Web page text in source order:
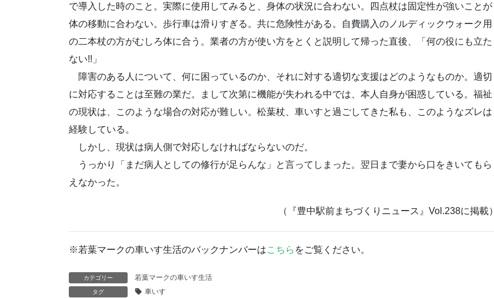
で導入した時のこと。実際に使用してみると、身体の状況に合わない。四点杖は固定性が強いことが
体の移動に合わない。歩行車は滑りすぎる。共に危険性がある。自費購入のノルディックウォーク用
の二本杖の方がむしろ体に合う。業者の方が使い方をとくと説明して帰った直後、「何の役にも立た
ない!!」
障害のある人について、何に困っているのか、それに対する適切な支援はどのようなものか。適切
に対応することは至難の業だ。まして次第に機能が失われる中では、本人自身が困惑している。福祉
の現状は、このような場合の対応が難しい。松葉杖、車いすと過ごしてきた私も、このようなズレは
経験している。
しかし、現状は病人側で対応しなければならないのだ。
うっかり「まだ病人としての修行が足らんな」と言ってしまった。翌日まで妻から口をきいてもら
えなかった。
（『豊中駅前まちづくりニュース』Vol.238に掲載）
※若葉マークの車いす生活のバックナンバーはこちら をご覧ください。
カテゴリー 若葉マークの車いす生活
タグ 車いす